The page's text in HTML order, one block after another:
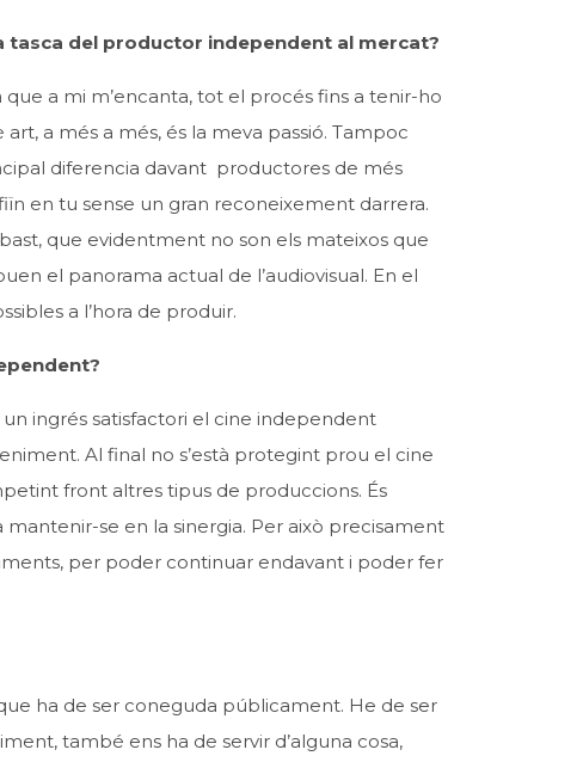
tasca del productor independent al mercat?
a mi m’encanta, tot el procés fins a tenir-ho
a més a més, és la meva passió. Tampoc
diferencia davant productores de més
en tu sense un gran reconeixement darrera.
que evidentment no son els mateixos que
el panorama actual de l’audiovisual. En el
a l’hora de produir.
ingrés satisfactori el cine independent
Al final no s’està protegint prou el cine
front altres tipus de produccions. És
se en la sinergia. Per això precisament
per poder continuar endavant i poder fer
ha de ser coneguda públicament. He de ser
també ens ha de servir d’alguna cosa,